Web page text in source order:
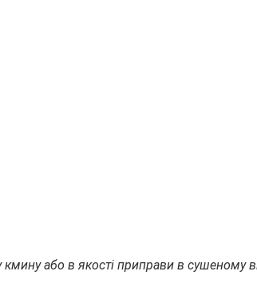
або в якості приправи в сушеному